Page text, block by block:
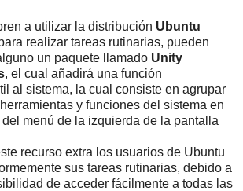
a utilizar la distribución Ubuntu
realizar tareas rutinarias, pueden
un paquete llamado Unity
, el cual añadirá una función
al sistema, la cual consiste en agrupar
y funciones del sistema en
del menú de la izquierda de la pantalla
recurso extra los usuarios de Ubuntu
sus tareas rutinarias, debido a
de acceder fácilmente a todas las